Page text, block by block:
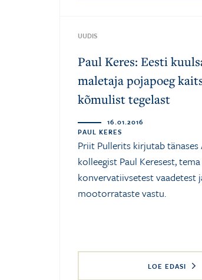
UUDIS
Paul Keres: Eesti
maletaja pojapoeg
kõmulist tegelast
16.01.2016
PAUL KERES
Priit Pullerits kirjutab
kolleegist Paul Keresest, tema
konvervatiivsetest vaadetest
mootorrataste vastu.
LOE EDASI